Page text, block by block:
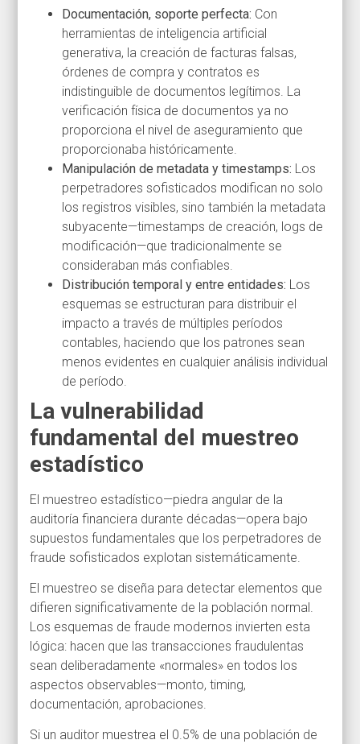
Documentación, soporte perfecta: Con
herramientas de inteligencia artificial
generativa, la creación de facturas falsas,
órdenes de compra y contratos es
indistinguible de documentos legítimos. La
verificación física de documentos ya no
proporciona el nivel de aseguramiento que
proporcionaba históricamente.
Manipulación de metadata y timestamps: Los
perpetradores sofisticados modifican no solo
los registros visibles, sino también la metadata
subyacente—timestamps de creación, logs de
modificación—que tradicionalmente se
consideraban más confiables.
Distribución temporal y entre entidades: Los
esquemas se estructuran para distribuir el
impacto a través de múltiples períodos
contables, haciendo que los patrones sean
menos evidentes en cualquier análisis individual
de período.
La vulnerabilidad
fundamental del muestreo
estadístico
El muestreo estadístico—piedra angular de la
auditoría financiera durante décadas—opera bajo
supuestos fundamentales que los perpetradores de
fraude sofisticados explotan sistemáticamente.
El muestreo se diseña para detectar elementos que
difieren significativamente de la población normal.
Los esquemas de fraude modernos invierten esta
lógica: hacen que las transacciones fraudulentas
sean deliberadamente «normales» en todos los
aspectos observables—monto, timing,
documentación, aprobaciones.
Si un auditor muestrea el 0.5% de una población de